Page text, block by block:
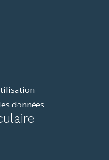
données